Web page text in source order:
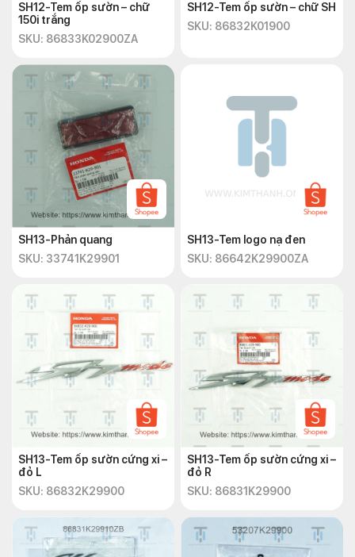
SH12-Tem ốp sườn – chữ
150i trắng
SKU: 86833K02900ZA
SH12-Tem ốp sườn – chữ SH
SKU: 86832K01900
SH13-Phản quang
SKU: 33741K29901
SH13-Tem logo nạ đen
SKU: 86642K29900ZA
SH13-Tem ốp sườn cứng xi –
đỏ L
SKU: 86832K29900
SH13-Tem ốp sườn cứng xi –
đỏ R
SKU: 86831K29900